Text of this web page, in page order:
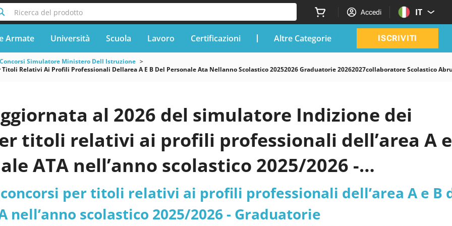
Ricerca del prodotto Accedi IT
Armate Università Scuola Lavoro Certificazioni Altre Categorie ISCRIVITI
Concorsi Simulatore Ministero Dell Istruzione
Relativi Ai Profili Professionali Dellarea A E B Del Personale Ata Nellanno Scolastico 20252026 Graduatorie 20262027collaboratore Scolastico
al 2026 del simulatore Indizione dei
titoli relativi ai profili professionali dell’area A
ATA nell’anno scolastico 2025/2026 -
2026/2027COLLABORATORE SCOLASTICO -
dell’Istruzione e del Merito
per titoli relativi ai profili professionali dell’area A e B
nell’anno scolastico 2025/2026 - Graduatorie